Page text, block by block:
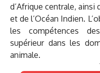
d’Afrique centrale, ainsi
et de l’Océan Indien.
les compétences
supérieur dans les
animale.